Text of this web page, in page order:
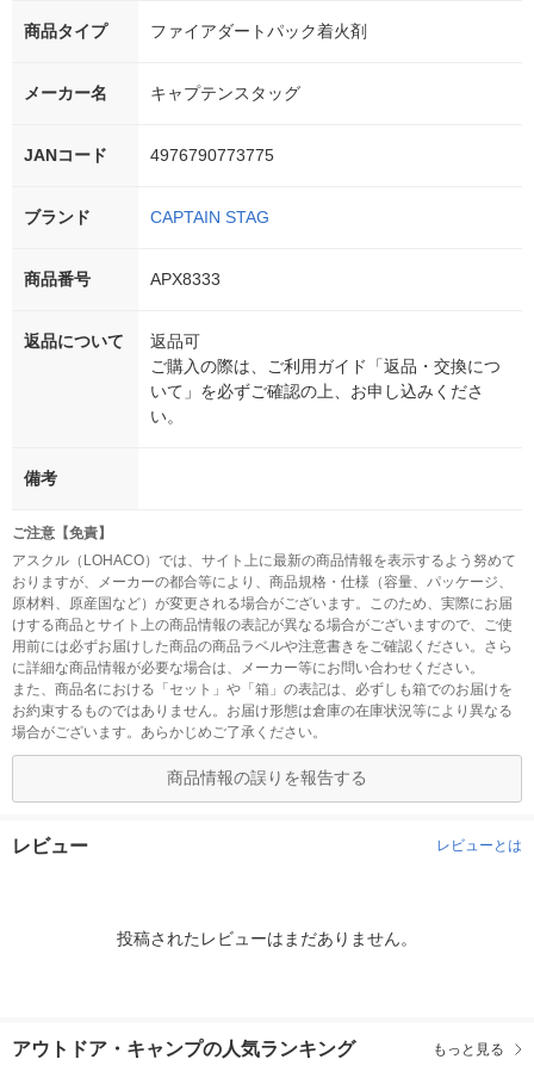
商品タイプ ファイアダートパック着火剤
メーカー名 キャプテンスタッグ
JANコード 4976790773775
ブランド CAPTAIN STAG
商品番号 APX8333
返品について
返品可
ご購入の際は、ご利用ガイド「返品・交換につ
いて」を必ずご確認の上、お申し込みくださ
い。
備考
ご注意【免責】
アスクル（LOHACO）では、サイト上に最新の商品情報を表示するよう努めて
おりますが、メーカーの都合等により、商品規格・仕様（容量、パッケージ、
原材料、原産国など）が変更される場合がございます。このため、実際にお届
けする商品とサイト上の商品情報の表記が異なる場合がございますので、ご使
用前には必ずお届けした商品の商品ラベルや注意書きをご確認ください。さら
に詳細な商品情報が必要な場合は、メーカー等にお問い合わせください。
また、商品名における「セット」や「箱」の表記は、必ずしも箱でのお届けを
お約束するものではありません。お届け形態は倉庫の在庫状況等により異なる
場合がございます。あらかじめご了承ください。
商品情報の誤りを報告する
レビュー レビューとは
投稿されたレビューはまだありません。
アウトドア・キャンプの人気ランキング もっと見る